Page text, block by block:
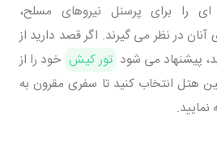
را برای پرسنل نیروهای مسلح،
در نظر می گیرند. اگر قصد دارید از
پیشنهاد می شود تور کیش خود را از
هتل انتخاب کنید تا سفری مقرون به